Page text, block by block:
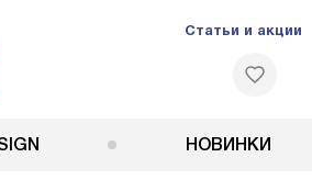
Статьи и акции
НОВИНКИ